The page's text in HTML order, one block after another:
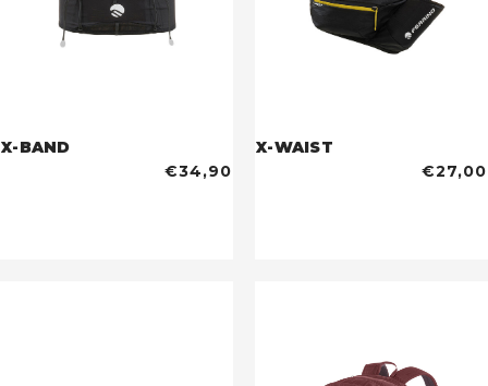
X-BAND
€34,90
X-WAIST
€27,00